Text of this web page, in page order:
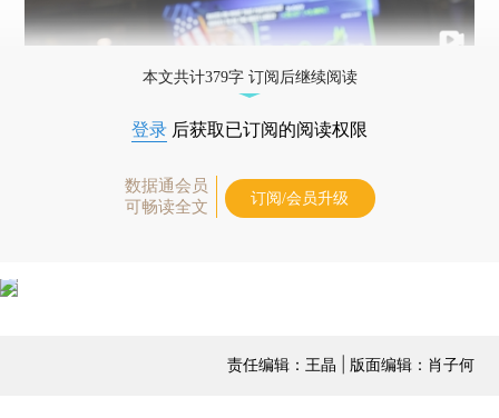
本文共计379字 订阅后继续阅读
登录 后获取已订阅的阅读权限
数据通会员
可畅读全文
订阅/会员升级
责任编辑：王晶 | 版面编辑：肖子何